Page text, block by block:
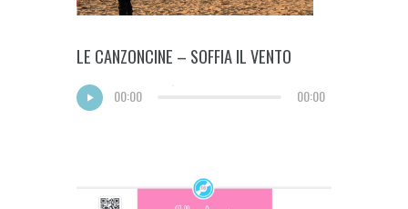
LE CANZONCINE – SOFFIA IL VENTO
00:00 00:00